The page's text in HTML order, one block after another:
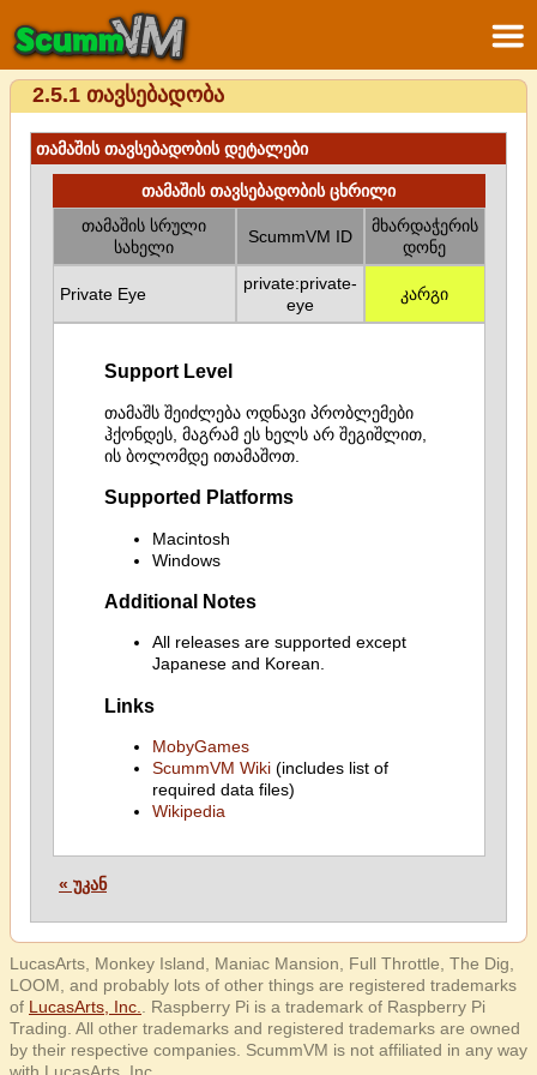
2.5.1 თავსებადობა
თამაშის თავსებადობის დეტალები
თამაშის თავსებადობის ცხრილი
თამაშის სრული
სახელი
ScummVM ID
მხარდაჭერის
დონე
Private Eye
private:private-
eye
კარგი
Support Level
თამაშს შეიძლება ოდნავი პრობლემები
ჰქონდეს, მაგრამ ეს ხელს არ შეგიშლით,
ის ბოლომდე ითამაშოთ.
Supported Platforms
Macintosh
Windows
Additional Notes
All releases are supported except
Japanese and Korean.
Links
MobyGames
ScummVM Wiki(includes list of
required data files)
Wikipedia
« უკან
LucasArts, Monkey Island, Maniac Mansion, Full Throttle, The Dig,
LOOM, and probably lots of other things are registered trademarks
of LucasArts, Inc.
. Raspberry Pi is a trademark of Raspberry Pi
Trading. All other trademarks and registered trademarks are owned
by their respective companies. ScummVM is not affiliated in any way